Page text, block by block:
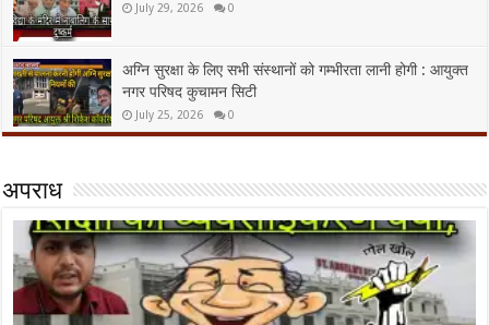
July 29, 2026 0
अग्नि सुरक्षा के लिए सभी संस्थानों को गम्भीरता लानी होगी : आयुक्त
नगर परिषद कुचामन सिटी
July 25, 2026 0
अपराध